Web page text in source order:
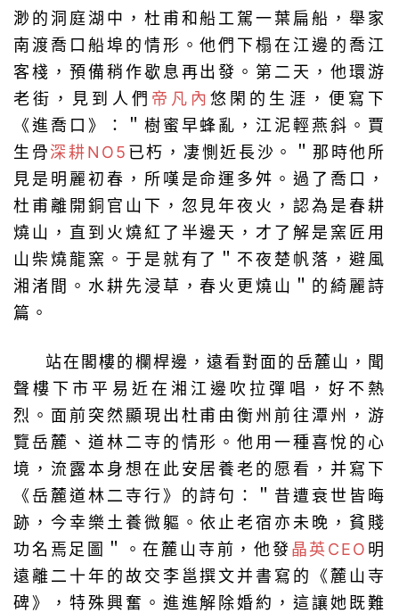
渺的洞庭湖中，杜甫和船工駕一葉扁船，舉家
南渡喬口船埠的情形。他們下榻在江邊的喬江
客棧，預備稍作歇息再出發。第二天，他環游
老街，見到人們 帝凡內悠閑的生涯，便寫下
《進喬口》：＂樹蜜早蜂亂，江泥輕燕斜。賈
生骨深耕NO5 已朽，凄惻近長沙。＂那時他所
見是明麗初春，所嘆是命運多舛。過了喬口，
杜甫離開銅官山下，忽見年夜火，認為是春耕
燒山，直到火燒紅了半邊天，才了解是窯匠用
山柴燒龍窯。于是就有了＂不夜楚帆落，避風
湘渚間。水耕先浸草，春火更燒山＂的綺麗詩
篇。
站在閣樓的欄桿邊，遠看對面的岳麓山，聞
聲樓下市平易近在湘江邊吹拉彈唱，好不熱
烈。面前突然顯現出杜甫由衡州前往潭州，游
覽岳麓、道林二寺的情形。他用一種喜悅的心
境，流露本身想在此安居養老的愿看，并寫下
《岳麓道林二寺行》的詩句：＂昔遭衰世皆晦
跡，今幸樂土養微軀。依止老宿亦未晚，貧賤
功名焉足圖＂。在麓山寺前，他發晶英CEO 明
遠離二十年的故交李邕撰文并書寫的《麓山寺
碑》，特殊興奮。進進解除婚約，這讓她既難